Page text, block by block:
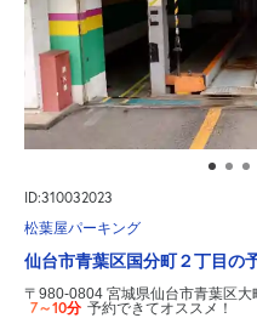
ID:310032023
松葉屋パーキング
仙台市青葉区国分町２丁目の
〒980-0804 宮城県仙台市青葉区大
7～10分 予約できてオススメ！